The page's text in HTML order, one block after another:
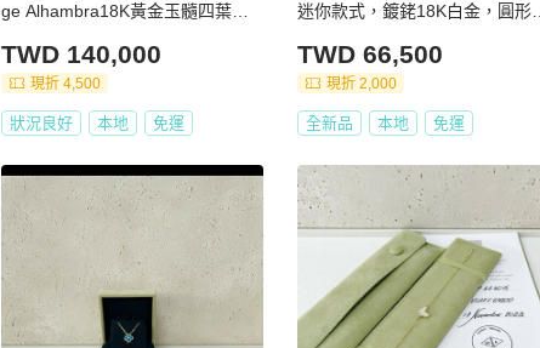
ge Alhambra18K黃金玉髓四葉草
TWD 140,000
現折 4,500
狀況良好 本地 免運
迷你款式，鍍銠18K白金，圓形鑽
TWD 66,500
現折 2,000
全新品 本地 免運